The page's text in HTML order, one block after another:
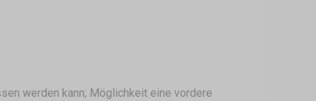
werden kann; Möglichkeit eine vordere